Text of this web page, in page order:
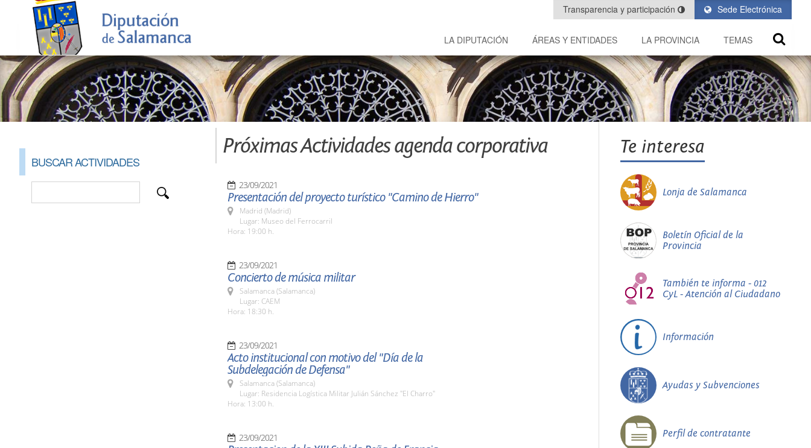
Sede Electrónica
Transparencia y participación
LA DIPUTACIÓN ÁREAS Y ENTIDADES LA PROVINCIA TEMAS
BUSCAR ACTIVIDADES
Próximas Actividades agenda corporativa
23/09/2021
Presentación del proyecto turístico "Camino de Hierro"
Madrid (Madrid)
Lugar: Museo del Ferrocarril
Hora: 19:00 h.
23/09/2021
Concierto de música militar
Salamanca (Salamanca)
Lugar: CAEM
Hora: 18:30 h.
23/09/2021
Acto institucional con motivo del "Día de la
Subdelegación de Defensa"
Salamanca (Salamanca)
Lugar: Residencia Logística Militar Julián Sánchez "El Charro"
Hora: 13:00 h.
23/09/2021
Te interesa
Lonja de Salamanca
Boletín Oficial de la
Provincia
También te informa - 012
CyL - Atención al Ciudadano
Información
Ayudas y Subvenciones
Perfil de contratante